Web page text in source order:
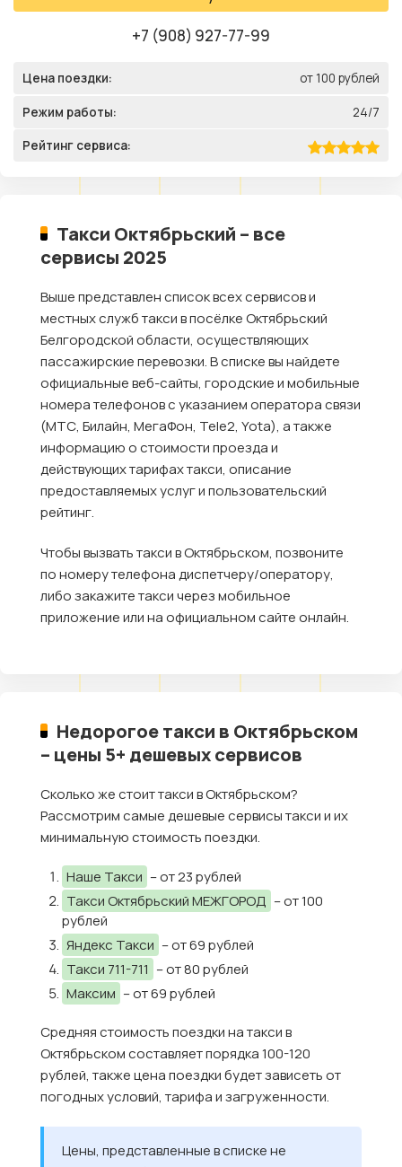
+7 (908) 927-77-99
Цена поездки: от 100 рублей
Режим работы: 24/7
Рейтинг сервиса:
Такси Октябрьский – все
сервисы 2025
Выше представлен список всех сервисов и
местных служб такси в посёлке Октябрьский
Белгородской области, осуществляющих
пассажирские перевозки. В списке вы найдете
официальные веб-сайты, городские и мобильные
номера телефонов с указанием оператора связи
(МТС, Билайн, МегаФон, Tele2, Yota), а также
информацию о стоимости проезда и
действующих тарифах такси, описание
предоставляемых услуг и пользовательский
рейтинг.
Чтобы вызвать такси в Октябрьском, позвоните
по номеру телефона диспетчеру/оператору,
либо закажите такси через мобильное
приложение или на официальном сайте онлайн.
Недорогое такси в Октябрьском
– цены 5+ дешевых сервисов
Сколько же стоит такси в Октябрьском?
Рассмотрим самые дешевые сервисы такси и их
минимальную стоимость поездки.
Наше Такси – от 23 рублей
Такси Октябрьский МЕЖГОРОД – от 100
рублей
Яндекс Такси – от 69 рублей
Такси 711-711 – от 80 рублей
Максим – от 69 рублей
Средняя стоимость поездки на такси в
Октябрьском составляет порядка 100-120
рублей, также цена поездки будет зависеть от
погодных условий, тарифа и загруженности.
Цены, представленные в списке не